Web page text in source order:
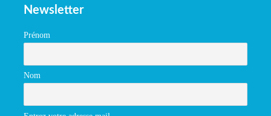
Newsletter
Prénom
Nom